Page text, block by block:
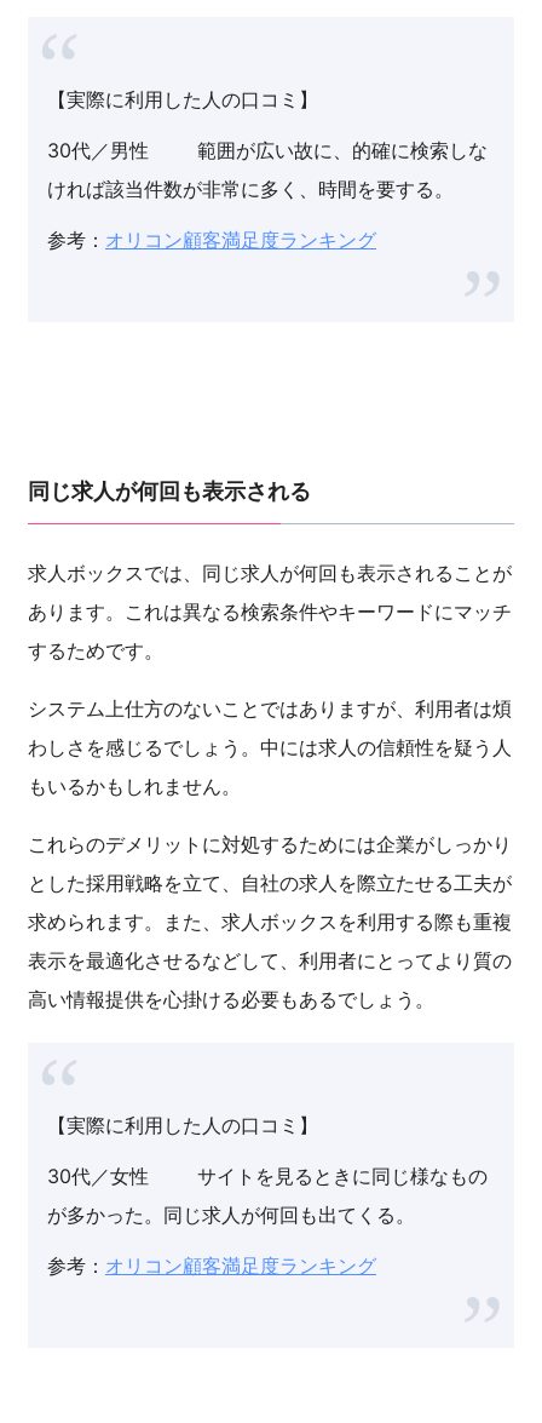
【実際に利用した人の口コミ】
30代／男性 範囲が広い故に、的確に検索しな
ければ該当件数が非常に多く、時間を要する。
参考： オリコン顧客満足度ランキング
同じ求人が何回も表示される
求人ボックスでは、同じ求人が何回も表示されることが
あります。これは異なる検索条件やキーワードにマッチ
するためです。
システム上仕方のないことではありますが、利用者は煩
わしさを感じるでしょう。中には求人の信頼性を疑う人
もいるかもしれません。
これらのデメリットに対処するためには企業がしっかり
とした採用戦略を立て、自社の求人を際立たせる工夫が
求められます。また、求人ボックスを利用する際も重複
表示を最適化させるなどして、利用者にとってより質の
高い情報提供を心掛ける必要もあるでしょう。
【実際に利用した人の口コミ】
30代／女性 サイトを見るときに同じ様なもの
が多かった。同じ求人が何回も出てくる。
参考： オリコン顧客満足度ランキング